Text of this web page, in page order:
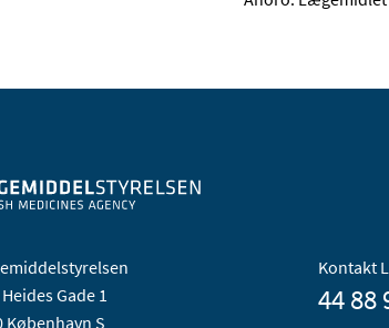
Gade 1
København S
Kontakt
44 88